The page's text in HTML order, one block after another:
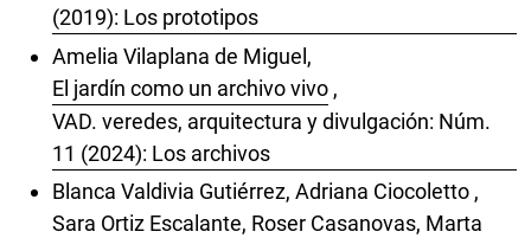
(2019): Los prototipos
Amelia Vilaplana de Miguel,
El jardín como un archivo vivo ,
VAD. veredes, arquitectura y divulgación: Núm.
11 (2024): Los archivos
Blanca Valdivia Gutiérrez, Adriana Ciocoletto ,
Sara Ortiz Escalante, Roser Casanovas, Marta